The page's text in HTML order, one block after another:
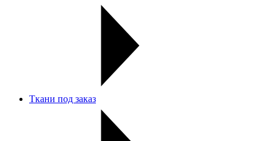
Ткани под заказ